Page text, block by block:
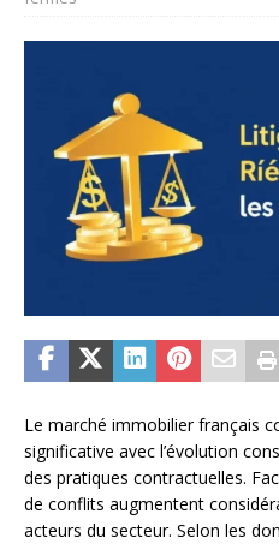
Le marché immobilier français
significative avec l’évolution
des pratiques contractuelles.
de conflits augmentent
acteurs du secteur. Selon les